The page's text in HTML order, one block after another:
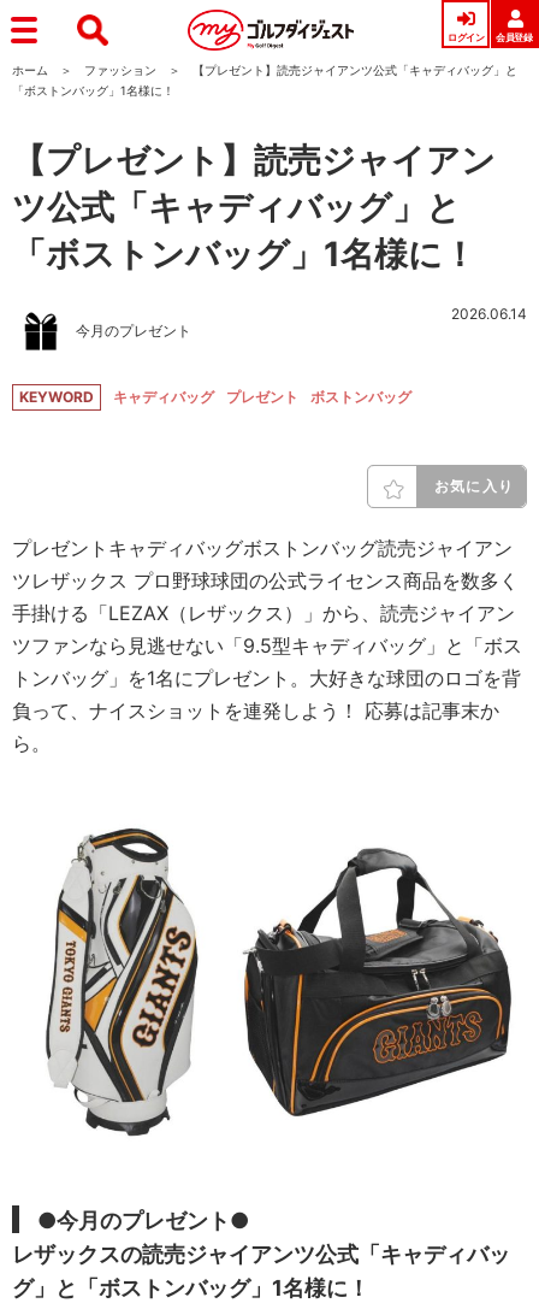
ログイン 会員登録
ホーム ファッション
【プレゼント】読売ジャイアンツ公式「キャディバッグ」と
「ボストンバッグ」1名様に！
【プレゼント】読売ジャイアン
ツ公式「キャディバッグ」と
「ボストンバッグ」1名様に！
今月のプレゼント
2026.06.14
KEYWORD キャディバッグ プレゼント ボストンバッグ
お気に入り
プレゼントキャディバッグボストンバッグ読売ジャイアン
ツレザックス プロ野球球団の公式ライセンス商品を数多く
手掛ける「LEZAX（レザックス）」から、読売ジャイアン
ツファンなら見逃せない「9.5型キャディバッグ」と「ボス
トンバッグ」を1名にプレゼント。大好きな球団のロゴを背
負って、ナイスショットを連発しよう！ 応募は記事末か
ら。
●今月のプレゼント●
レザックスの読売ジャイアンツ公式「キャディバッ
グ」と「ボストンバッグ」1名様に！